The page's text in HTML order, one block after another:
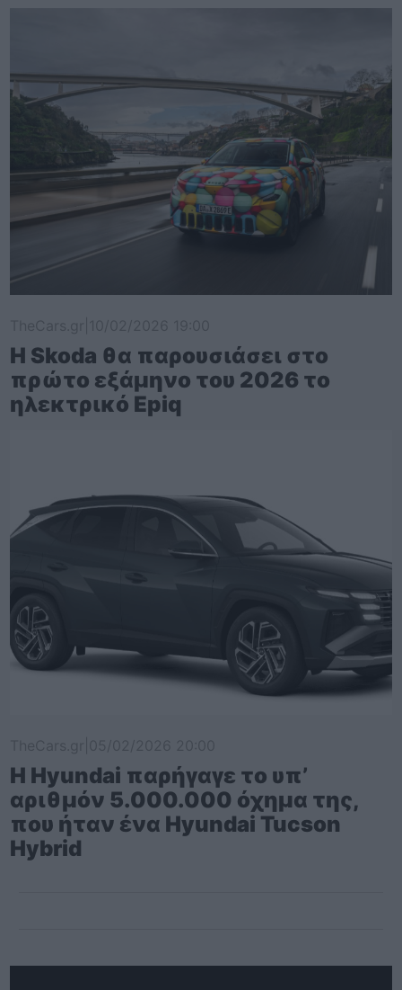
Η Skoda θα παρουσιάσει στο
πρώτο εξάμηνο του 2026 το
ηλεκτρικό Epiq
Η Hyundai παρήγαγε το υπ’
αριθμόν 5.000.000 όχημα της,
που ήταν ένα Hyundai Tucson
Hybrid